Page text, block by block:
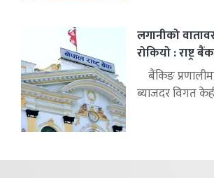
लगानीको
रोकियो : राष्ट्र बैंक
बैंकिङ
ब्याजदर विगत